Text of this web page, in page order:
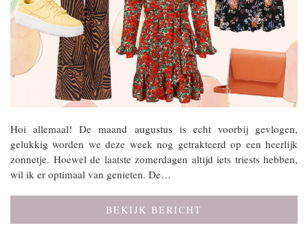
Hoi allemaal! De maand augustus is echt voorbij gevlogen,
gelukkig worden we deze week nog getrakteerd op een heerlijk
zonnetje. Hoewel de laatste zomerdagen altijd iets triests hebben,
wil ik er optimaal van genieten. De…
BEKIJK BERICHT